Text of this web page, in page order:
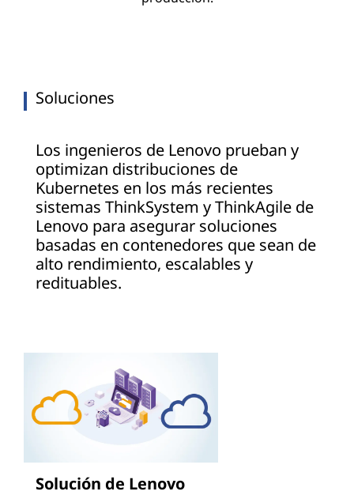
Soluciones
Los ingenieros de Lenovo prueban y
optimizan distribuciones de
Kubernetes en los más recientes
sistemas ThinkSystem y ThinkAgile de
Lenovo para asegurar soluciones
basadas en contenedores que sean de
alto rendimiento, escalables y
redituables.
Solución de Lenovo